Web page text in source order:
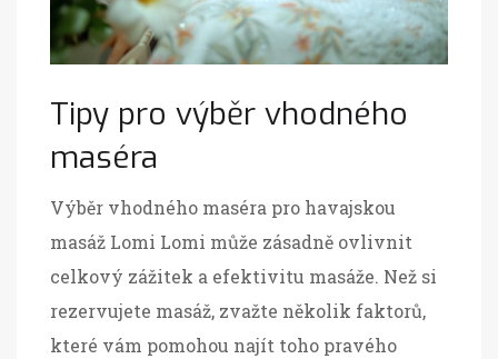
Tipy pro výběr vhodného
maséra
Výběr vhodného maséra pro havajskou
masáž Lomi Lomi může zásadně ovlivnit
celkový zážitek a efektivitu masáže. Než si
rezervujete masáž, zvažte několik faktorů,
které vám pomohou najít toho pravého